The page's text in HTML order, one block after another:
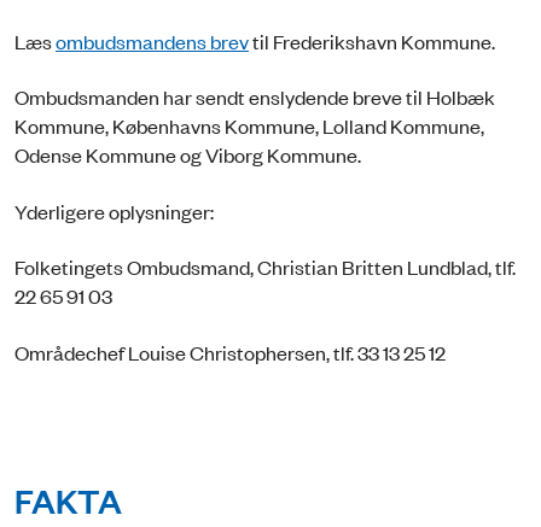
Læsombudsmandens brevtil Frederikshavn Kommune.
Ombudsmanden har sendt enslydende breve til Holbæk
Kommune, Københavns Kommune, Lolland Kommune,
Odense Kommune og Viborg Kommune.
Yderligere oplysninger:
Folketingets Ombudsmand, Christian Britten Lundblad, tlf.
22 65 91 03
Områdechef Louise Christophersen, tlf. 33 13 25 12
FAKTA